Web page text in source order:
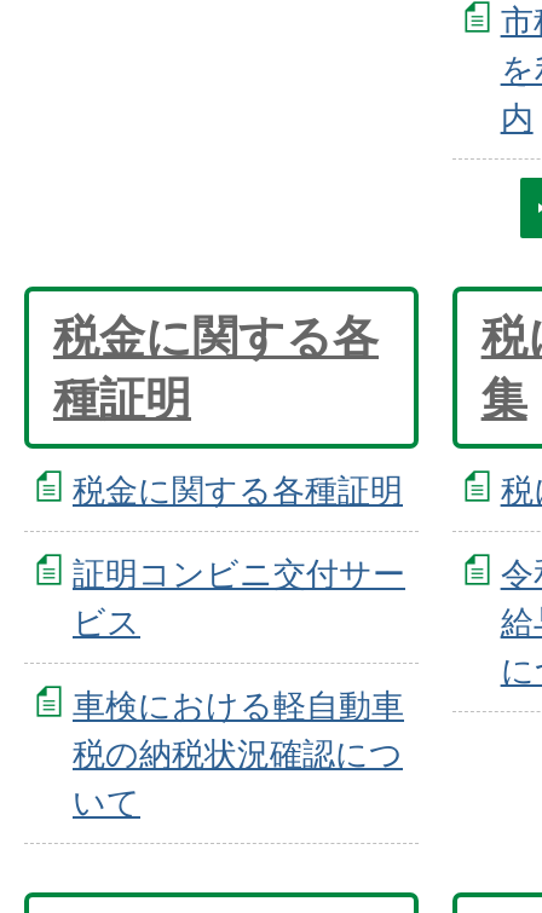
市
内
税金に関する各
種証明
税金に関する各種証明
証明コンビニ交付サー
ビス
車検における軽自動車
税の納税状況確認につ
いて
税
集
税
令
給